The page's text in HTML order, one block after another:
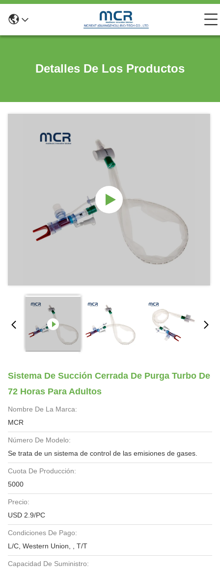
Detalles De Los Productos
Sistema De Succión Cerrada De Purga Turbo De
72 Horas Para Adultos
Nombre De La Marca:
MCR
Número De Modelo:
Se trata de un sistema de control de las emisiones de gases.
Cuota De Producción:
5000
Precio:
USD 2.9/PC
Condiciones De Pago:
L/C, Western Union, , T/T
Capacidad De Suministro: